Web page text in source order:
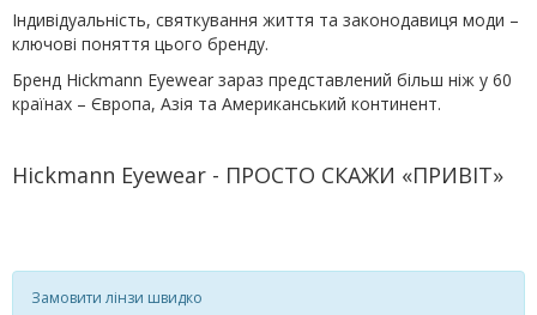
Індивідуальність, святкування життя та законодавиця моди –
ключові поняття цього бренду.
Бренд Hickmann Eyewear зараз представлений більш ніж у 60
країнах – Європа, Азія та Американський континент.
Hickmann Eyewear - ПРОСТО СКАЖИ «ПРИВІТ»
Замовити лінзи швидко